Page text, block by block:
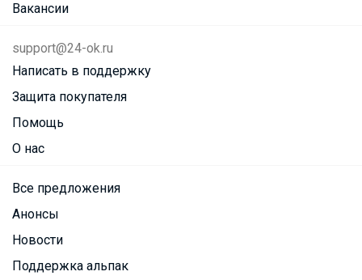
Вакансии
support@24-ok.ru
Написать в поддержку
Защита покупателя
Помощь
О нас
Все предложения
Анонсы
Новости
Поддержка альпак